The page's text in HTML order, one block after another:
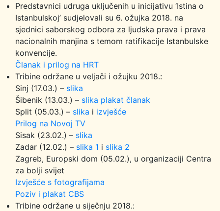
Predstavnici udruga uključenih u inicijativu ‘Istina o
Istanbulskoj’ sudjelovali su 6. ožujka 2018. na
sjednici saborskog odbora za ljudska prava i prava
nacionalnih manjina s temom ratifikacije Istanbulske
konvencije.
Članak i prilog na HRT
Tribine održane u veljači i ožujku 2018.:
Sinj (17.03.) – slika
Šibenik (13.03.) – slika plakat članak
Split (05.03.) – slika i izvješće
Prilog na Novoj TV
Sisak (23.02.) – slika
Zadar (12.02.) – slika 1 i slika 2
Zagreb, Europski dom (05.02.), u organizaciji Centra
za bolji svijet
Izvješće s fotografijama
Poziv i plakat CBS
Tribine održane u siječnju 2018.: